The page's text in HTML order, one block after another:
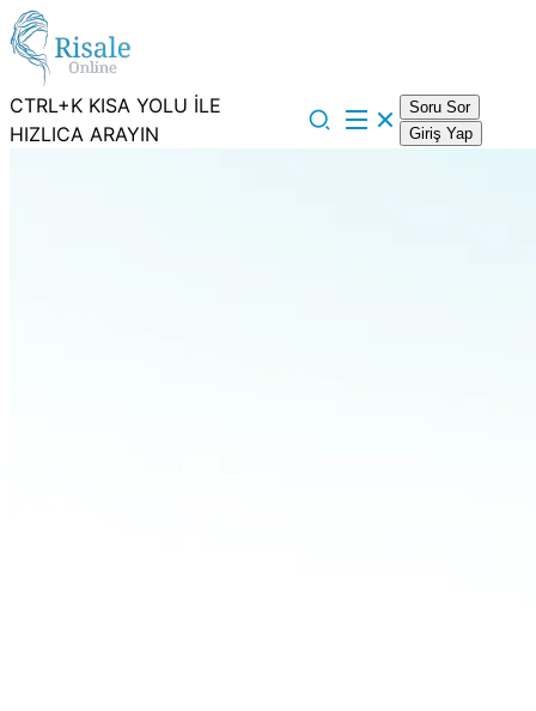
CTRL+K KISA YOLU İLE
HIZLICA ARAYIN
Soru Sor
Giriş Yap